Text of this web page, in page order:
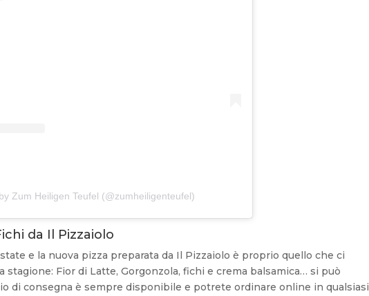
Zum Heiligen Teufel (@zumheiligenteufel)
da Il Pizzaiolo
e la nuova pizza preparata da Il Pizzaiolo è proprio quello che ci
stagione: Fior di Latte, Gorgonzola, fichi e crema balsamica… si può
di consegna è sempre disponibile e potrete ordinare online in qualsiasi